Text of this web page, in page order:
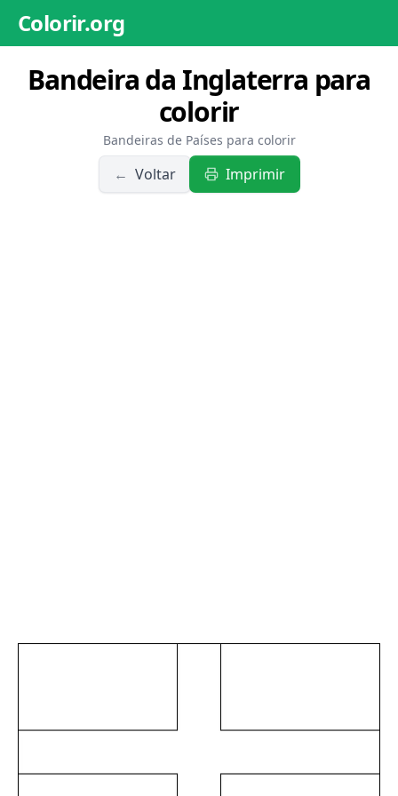
Colorir.org
Bandeira da Inglaterra para
colorir
Bandeiras de Países para colorir
← Voltar Imprimir